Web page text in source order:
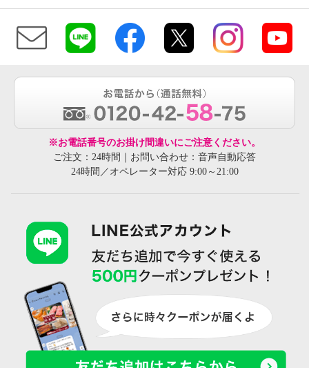
※お電話番号のお掛け間違いにご注意ください。
ご注文：24時間｜お問い合わせ：音声自動応答
24時間／オペレーター対応 9:00～21:00